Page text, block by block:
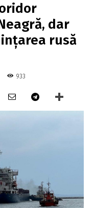
dar
rusă
933